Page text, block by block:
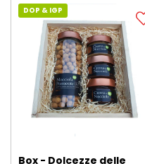
DOP & IGP
Box - Dolcezze delle